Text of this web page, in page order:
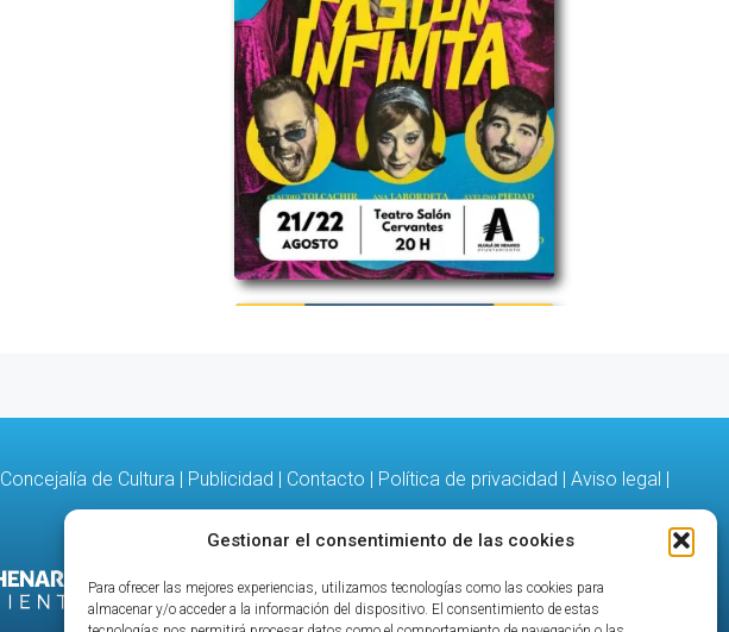
Gestionar el consentimiento de las cookies
Para ofrecer las mejores experiencias, utilizamos tecnologías como las cookies para
almacenar y/o acceder a la información del dispositivo. El consentimiento de estas
Concejalía de Cultura | Publicidad | Contacto | Política de privacidad | Aviso legal |